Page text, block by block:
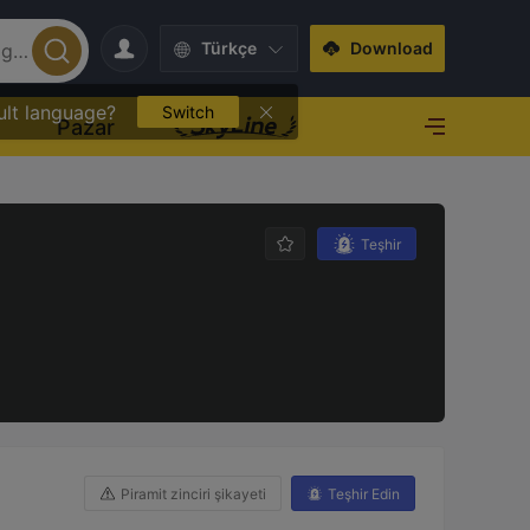
Türkçe
language? Switch
Download
Pazar
Teşhir
Piramit zinciri şikayeti Teşhir Edin